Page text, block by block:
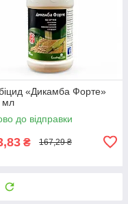
«Дикамба Форте»
мл
до відправки
₴ 167,29 ₴